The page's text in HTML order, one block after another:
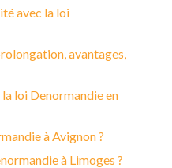
avec la loi
avantages,
loi Denormandie en
à Avignon ?
à Limoges ?